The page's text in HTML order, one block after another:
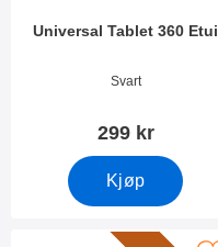
Universal Tablet 360 Etui
Varenummer 55351
Svart
299 kr
Kjøp